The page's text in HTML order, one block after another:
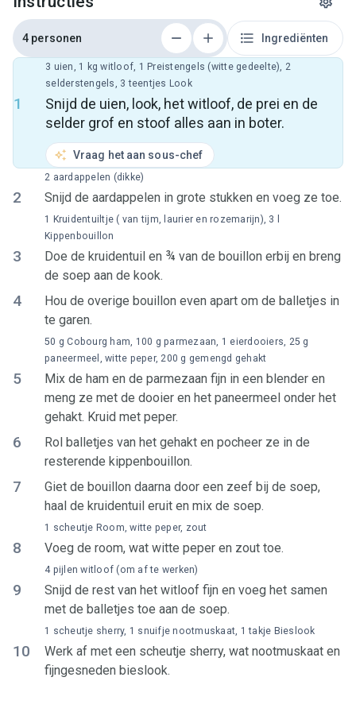
4 personen Ingrediënten
1
Snijd de uien, look, het witloof, de prei en de
selder grof en stoof alles aan in boter.
Vraag het aan sous-chef
3 uien, 1 kg witloof, 1 Preistengels (witte gedeelte), 2
selderstengels, 3 teentjes Look
2 Snijd de aardappelen in grote stukken en voeg ze toe.
2 aardappelen (dikke)
3
Doe de kruidentuil en ¾ van de bouillon erbij en breng
de soep aan de kook.
1 Kruidentuiltje ( van tijm, laurier en rozemarijn), 3 l
Kippenbouillon
4
Hou de overige bouillon even apart om de balletjes in
te garen.
5
Mix de ham en de parmezaan fijn in een blender en
meng ze met de dooier en het paneermeel onder het
gehakt. Kruid met peper.
50 g Cobourg ham, 100 g parmezaan, 1 eierdooiers, 25 g
paneermeel, witte peper, 200 g gemengd gehakt
6
Rol balletjes van het gehakt en pocheer ze in de
resterende kippenbouillon.
7
Giet de bouillon daarna door een zeef bij de soep,
haal de kruidentuil eruit en mix de soep.
8 Voeg de room, wat witte peper en zout toe.
1 scheutje Room, witte peper, zout
9
Snijd de rest van het witloof fijn en voeg het samen
met de balletjes toe aan de soep.
4 pijlen witloof (om af te werken)
10
Werk af met een scheutje sherry, wat nootmuskaat en
fijngesneden bieslook.
1 scheutje sherry, 1 snuifje nootmuskaat, 1 takje Bieslook